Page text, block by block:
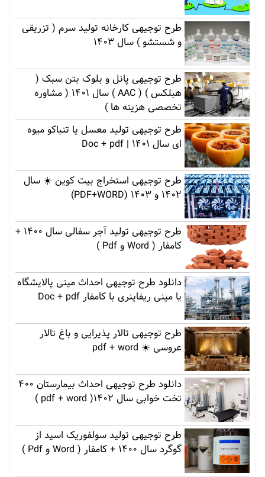
طرح توجیهی کارخانه تولید سرم ( تزریقی
و شستشو ) سال 1403
طرح توجیهی پانل و بلوک بتن سبک (
هبلکس ) ( AAC ) سال 1401 ( مشاوره
تخصصی هزینه ها )
طرح توجیهی تولید معسل یا تنباکو میوه
ای سال 1401 | Doc + pdf
طرح توجیهی استخراج بیت کوین ☀️ سال
1402 و 1403 (PDF+WORD)
طرح توجیهی تولید آجر سفالی سال 1400 +
کامفار ( Word و Pdf )
دانلود طرح توجیهی احداث مینی پالایشگاه
یا مینی ریفاینری با کامفار Doc + pdf
طرح توجیهی تالار پذیرایی و باغ تالار
عروسی ☀️ pdf + word
دانلود طرح توجیهی احداث بیمارستان 400
تخت خوابی سال 1402( pdf + word )
طرح توجیهی تولید سولفوریک اسید از
گوگرد سال 1400 + کامفار ( Word و Pdf )